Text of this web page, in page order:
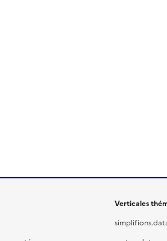
Verticales